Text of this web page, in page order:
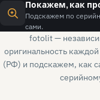
Покажем, как
Подскажем по
сами.
fotolit —
оригинальность
(РФ) и подскажем, как